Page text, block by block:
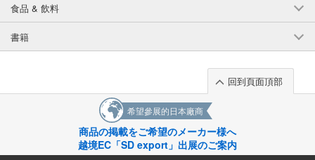
食品 & 飲料
書籍
回到頁面頂部
希望參展的日本廠商
商品の掲載をご希望のメーカー様へ
越境EC「SD export」出展のご案内